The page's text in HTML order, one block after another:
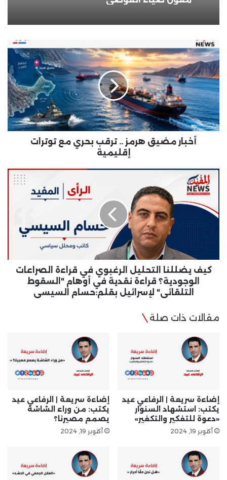
أخبار
مضيق
هرمز
..
ترقب
بحري
مع
توترات
إقليمية
أخبار مضيق هرمز .. ترقب بحري مع توترات
إقليمية
كيف
يضللنا
التحليل
الرغبوي
في
قراءة
الصراعات
الوجودية؟
قراءة
نقدية
لإسرائيل
السيسي
كيف يضللنا التحليل الرغبوي في قراءة الصراعات
الوجودية؟ قراءة نقدية في أوهام "السقوط
التلقائي" لإسرائيل بقلم:حسام السيسي
مقالات ذات صلة
إضاءة سريعة | الرفاعي عيد
يكتب: استشهاد السنوار
«دعوة للتفكير والتكفير»
أكتوبر 19, 2024
إضاءة سريعة | الرفاعي عيد
يكتب: من وراء الشاشة
يصمم مصيرنا؟
أكتوبر 19, 2024